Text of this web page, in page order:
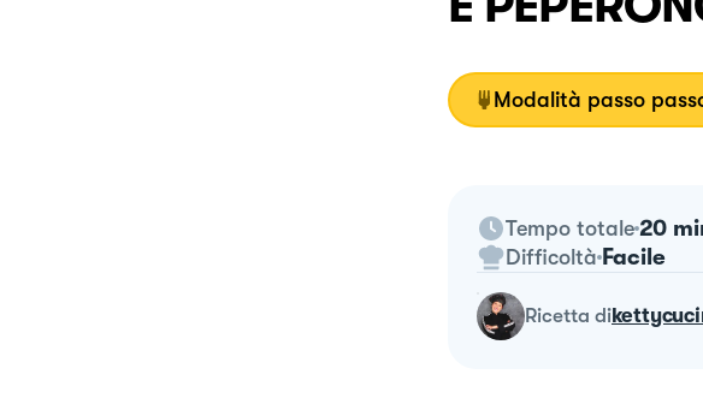
Modalità passo
Tempo totale 20
Difficoltà Facile
ricetta di